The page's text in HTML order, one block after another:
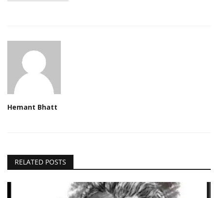
Hemant Bhatt
RELATED POSTS